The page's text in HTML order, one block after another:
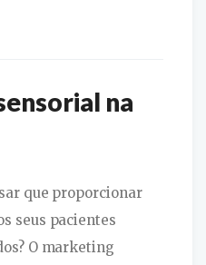
na
que proporcionar
seus pacientes
O marketing